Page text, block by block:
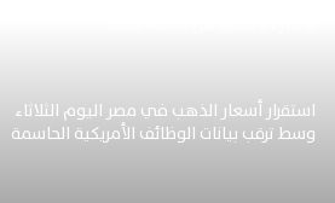
استقرار أسعار الذهب في مصر اليوم الثلاثاء
وسط ترقب بيانات الوظائف الأمريكية الحاسمة